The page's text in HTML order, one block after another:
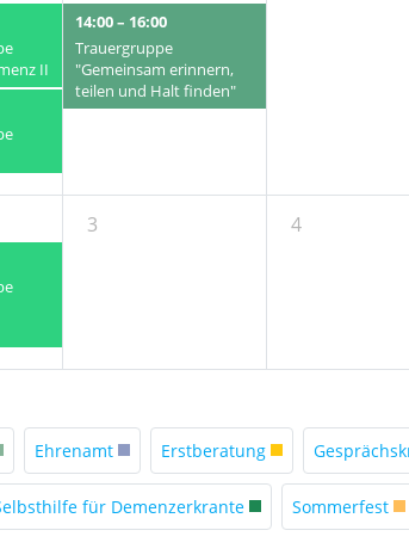
II
14:00 – 16:00
Trauergruppe
"Gemeinsam erinnern,
teilen und Halt finden"
3 4
Ehrenamt Erstberatung
für Demenzerkrante Sommerfest